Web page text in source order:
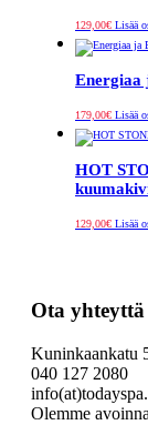
129,00€ Lisää
Energiaa
179,00€ Lisää
HOT
129,00€ Lisää
Ota yhteyttä
Kuninkaankatu
040 127 2080
Olemme